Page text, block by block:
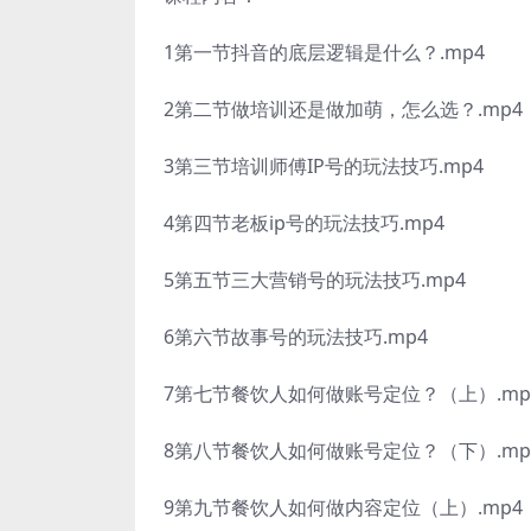
1第一节抖音的底层逻辑是什么？.mp4
2第二节做培训还是做加萌，怎么选？.mp4
3第三节培训师傅IP号的玩法技巧.mp4
4第四节老板ip号的玩法技巧.mp4
5第五节三大营销号的玩法技巧.mp4
6第六节故事号的玩法技巧.mp4
7第七节餐饮人如何做账号定位？（上）
8第八节餐饮人如何做账号定位？（下）
9第九节餐饮人如何做内容定位（上）.mp4